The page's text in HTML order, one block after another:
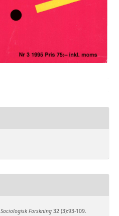
Sociologisk Forskning32 (3):93-109.